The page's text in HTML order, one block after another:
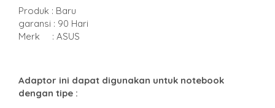
Produk : Baru
garansi : 90 Hari
Merk : ASUS
Adaptor ini dapat digunakan untuk notebook
dengan tipe :